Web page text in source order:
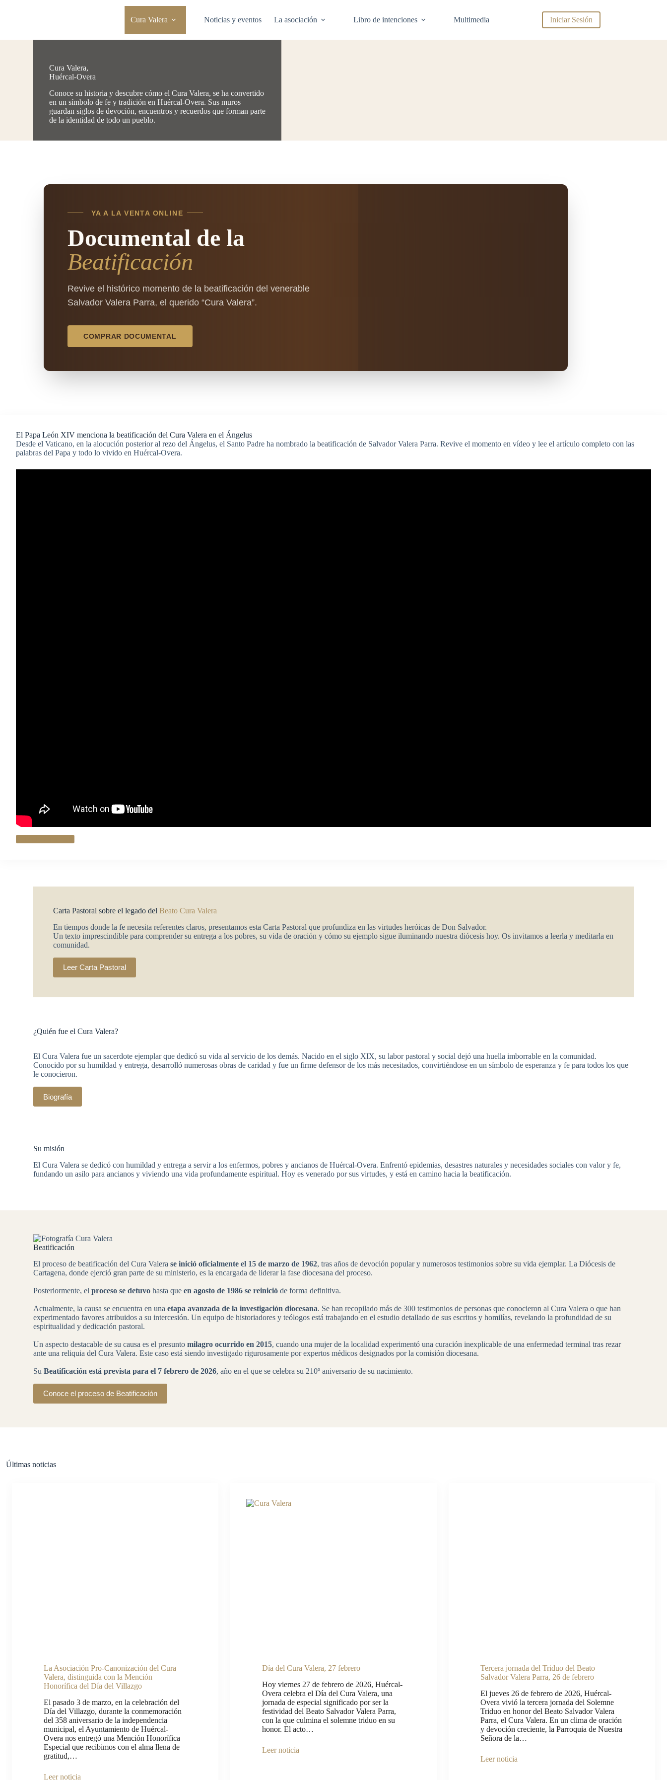
Cura Valera Noticias y eventos La asociación Libro de intenciones Multimedia Iniciar Sesión
Cura Valera,
Huércal-Overa
Conoce su historia y descubre cómo el Cura Valera, se ha convertido
en un símbolo de fe y tradición en Huércal-Overa. Sus muros
guardan siglos de devoción, encuentros y recuerdos que forman parte
de la identidad de todo un pueblo.
YA A LA VENTA ONLINE
Documental de la
Beatificación
Revive el histórico momento de la beatificación del venerable
Salvador Valera Parra, el querido “Cura Valera”.
COMPRAR DOCUMENTAL
El Papa León XIV menciona la beatificación del Cura Valera en el Ángelus
Desde el Vaticano, en la alocución posterior al rezo del Ángelus, el Santo Padre ha nombrado la beatificación de Salvador Valera Parra. Revive el momento en vídeo y lee el artículo completo con las
palabras del Papa y todo lo vivido en Huércal-Overa.
Carta Pastoral sobre el legado delBeato Cura Valera
En tiempos donde la fe necesita referentes claros, presentamos esta Carta Pastoral que profundiza en las virtudes heróicas de Don Salvador.
Un texto imprescindible para comprender su entrega a los pobres, su vida de oración y cómo su ejemplo sigue iluminando nuestra diócesis hoy. Os invitamos a leerla y meditarla en
comunidad.
Leer Carta Pastoral
¿Quién fue el Cura Valera?
El Cura Valera fue un sacerdote ejemplar que dedicó su vida al servicio de los demás. Nacido en el siglo XIX, su labor pastoral y social dejó una huella imborrable en la comunidad.
Conocido por su humildad y entrega, desarrolló numerosas obras de caridad y fue un firme defensor de los más necesitados, convirtiéndose en un símbolo de esperanza y fe para todos los que
le conocieron.
Biografía
Su misión
El Cura Valera se dedicó con humildad y entrega a servir a los enfermos, pobres y ancianos de Huércal-Overa. Enfrentó epidemias, desastres naturales y necesidades sociales con valor y fe,
fundando un asilo para ancianos y viviendo una vida profundamente espiritual. Hoy es venerado por sus virtudes, y está en camino hacia la beatificación.
Beatificación
El proceso de beatificación del Cura Valerase inició oficialmente el 15 de marzo de 1962, tras años de devoción popular y numerosos testimonios sobre su vida ejemplar. La Diócesis de
Cartagena, donde ejerció gran parte de su ministerio, es la encargada de liderar la fase diocesana del proceso.
Posteriormente, elproceso se detuvo hasta queen agosto de 1986 se reinició de forma definitiva.
Actualmente, la causa se encuentra en unaetapa avanzada de la investigación diocesana. Se han recopilado más de 300 testimonios de personas que conocieron al Cura Valera o que han
experimentado favores atribuidos a su intercesión. Un equipo de historiadores y teólogos está trabajando en el estudio detallado de sus escritos y homilías, revelando la profundidad de su
espiritualidad y dedicación pastoral.
Un aspecto destacable de su causa es el presuntomilagro ocurrido en 2015, cuando una mujer de la localidad experimentó una curación inexplicable de una enfermedad terminal tras rezar
ante una reliquia del Cura Valera. Este caso está siendo investigado rigurosamente por expertos médicos designados por la comisión diocesana.
SuBeatificación está prevista para el 7 febrero de 2026, año en el que se celebra su 210º aniversario de su nacimiento.
Conoce el proceso de Beatificación
Últimas noticias
La Asociación Pro-Canonización del Cura
Valera, distinguida con la Mención
Honorífica del Día del Villazgo
El pasado 3 de marzo, en la celebración del
Día del Villazgo, durante la conmemoración
del 358 aniversario de la independencia
municipal, el Ayuntamiento de Huércal-
Overa nos entregó una Mención Honorífica
Especial que recibimos con el alma llena de
gratitud,…
Leer noticia
Día del Cura Valera, 27 febrero
Hoy viernes 27 de febrero de 2026, Huércal-
Overa celebra el Día del Cura Valera, una
jornada de especial significado por ser la
festividad del Beato Salvador Valera Parra,
con la que culmina el solemne triduo en su
honor. El acto…
Leer noticia
Tercera jornada del Triduo del Beato
Salvador Valera Parra, 26 de febrero
El jueves 26 de febrero de 2026, Huércal-
Overa vivió la tercera jornada del Solemne
Triduo en honor del Beato Salvador Valera
Parra, el Cura Valera. En un clima de oración
y devoción creciente, la Parroquia de Nuestra
Señora de la…
Leer noticia